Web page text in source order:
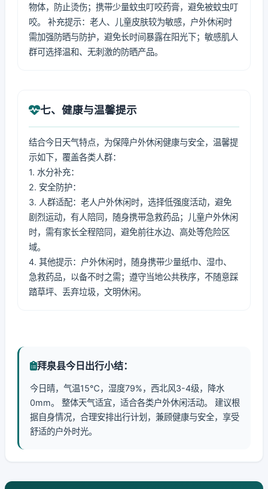
物体，防止烫伤；携带少量蚊虫叮咬药膏，避免被蚊虫叮
咬。 补充提示：老人、儿童皮肤较为敏感，户外休闲时
需加强防晒与防护，避免长时间暴露在阳光下；敏感肌人
群可选择温和、无刺激的防晒产品。
七、健康与温馨提示
结合今日天气特点，为保障户外休闲健康与安全，温馨提
示如下，覆盖各类人群：
1. 水分补充：
2. 安全防护：
3. 人群适配：老人户外休闲时，选择低强度活动，避免
剧烈运动，有人陪同，随身携带急救药品；儿童户外休闲
时，需有家长全程陪同，避免前往水边、高处等危险区
域。
4. 其他提示：户外休闲时，随身携带少量纸巾、湿巾、
急救药品，以备不时之需；遵守当地公共秩序，不随意踩
踏草坪、丢弃垃圾，文明休闲。
拜泉县今日出行小结：
今日晴，气温15℃，湿度79%，西北风3-4级，降水
0mm。 整体天气适宜，适合各类户外休闲活动。 建议根
据自身情况，合理安排出行计划，兼顾健康与安全，享受
舒适的户外时光。